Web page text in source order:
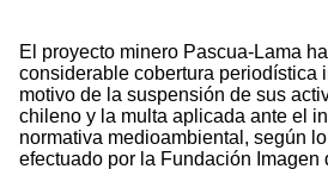
El proyecto minero Pascua-Lama
considerable cobertura periodística
motivo de la suspensión de sus
chileno y la multa aplicada ante el
normativa medioambiental, según
efectuado por la Fundación Imagen